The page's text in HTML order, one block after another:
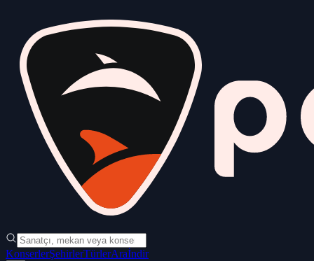
KonserlerŞehirlerTürlerAraİndir